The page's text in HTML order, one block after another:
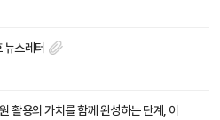
스레터
활용의 가치를 함께 완성하는 단계, 이